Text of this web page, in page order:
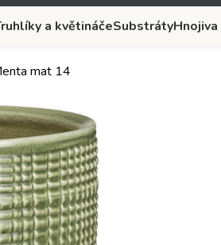
a květináčeSubstráty
mat 14